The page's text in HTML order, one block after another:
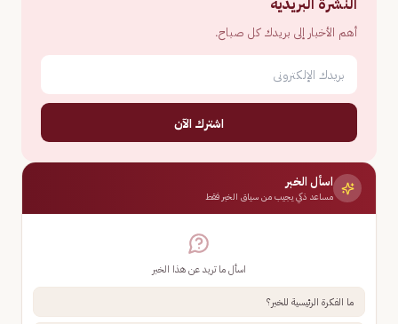
النشرة البريدية
أهم الأخبار إلى بريدك كل صباح.
اشترك الآن
اسأل الخبر
مساعد ذكي يجيب من سياق الخبر فقط
اسأل ما تريد عن هذا الخبر
ما الفكرة الرئيسية للخبر؟